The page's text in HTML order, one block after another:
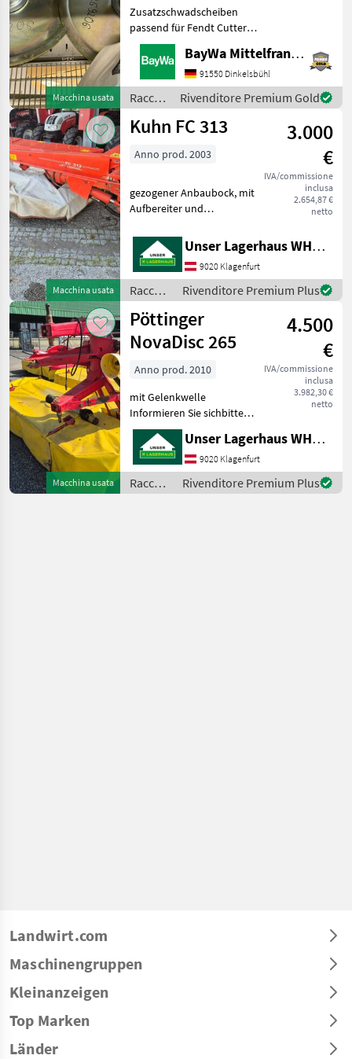
Macchina usata
Zusatzschwadscheiben
passend für Fendt Cutter
Baujahr 2024 . Raccolta
mangimi Mietitrici
BayWa Mittelfranken
91550 Dinkelsbühl
Raccolta
mangimi
/ Fendt
Rivenditore Premium Gold
Macchina usata
Kuhn FC 313
3.000
€
IVA/commissione
inclusa
2.654,87 €
netto
Anno prod. 2003
gezogener Anbaubock, mit
Aufbereiter und
Zahnpackerwalze 3M u.
Abstreifer, Informieren Sie
sichbitte vor Fahrt-Antritt
telefonisch, ob die
von Ihnen an
Unser Lagerhaus WHG, Kärnten, Klagenfurt
9020 Klagenfurt
Raccolta
mangimi
/ Kuhn
Rivenditore Premium Plus
Macchina usata
Pöttinger
NovaDisc 265
4.500
€
IVA/commissione
inclusa
3.982,30 €
netto
Anno prod. 2010
mit Gelenkwelle
Informieren Sie sichbitte
vor Fahrt-Antritt
telefonisch, ob die
von Ihnen angefragte
Maschineaktuell bei uns am
Lager steht. Wir inserieren
Unser Lagerhaus WHG, Kärnten, Klagenfurt
9020 Klagenfurt
Raccolta
mangimi
Rivenditore Premium Plus
Landwirt.com
Maschinengruppen
Kleinanzeigen
Top Marken
Länder